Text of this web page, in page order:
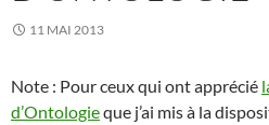
11 MAI 2013
Note : Pour ceux qui ont apprécié
d’Ontologieque j’ai mis à la